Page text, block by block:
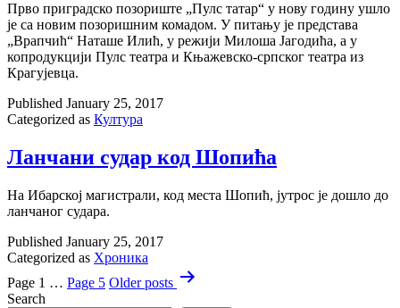
Прво приградско позориште „Пулс татар“ у нову годину ушло
је са новим позоришним комадом. У питању је представа
„Врапчић“ Наташе Илић, у режији Милоша Јагодића, а у
копродукцији Пулс театра и Књажевско-српског театра из
Крагујевца.
Published January 25, 2017
Categorized as Култура
Ланчани судар код Шопића
На Ибарској магистрали, код места Шопић, јутрос је дошло до
ланчаног судара.
Published January 25, 2017
Categorized as Хроника
Posts
pagination
Page 1 … Page 5 Olderposts
Search